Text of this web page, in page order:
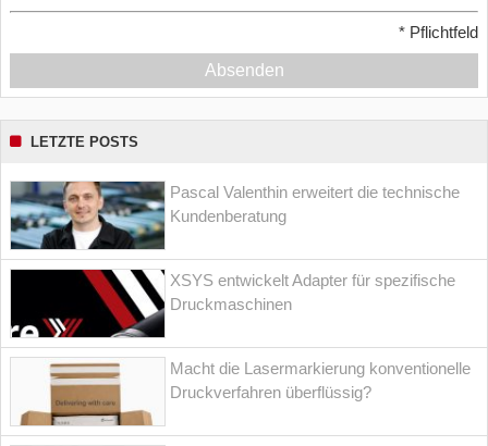
* Pflichtfeld
Absenden
LETZTE POSTS
Pascal Valenthin erweitert die technische
Kundenberatung
XSYS entwickelt Adapter für spezifische
Druckmaschinen
Macht die Lasermarkierung konventionelle
Druckverfahren überflüssig?